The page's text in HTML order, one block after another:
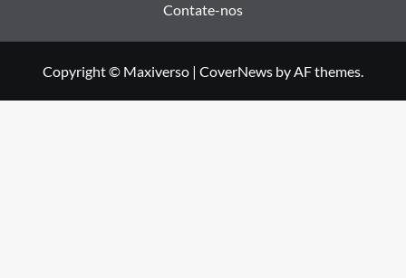
Contate-nos
Copyright © Maxiverso | CoverNews by AF themes.